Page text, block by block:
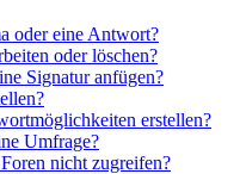
oder eine Antwort?
oder löschen?
Signatur anfügen?
erstellen?
Umfrage?
nicht zugreifen?